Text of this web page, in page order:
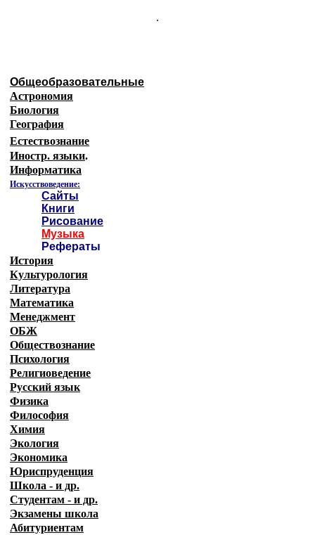
.
Общеобразовательные
Астрономия
Биология
География
Естествознание
Иностр. языки.
Информатика
Искусствоведение:
Сайты
Книги
Рисование
Музыка
Рефераты
История
Культурология
Литература
Математика
Менеджмент
ОБЖ
Обществознание
Психология
Религиоведение
Русский язык
Физика
Философия
Химия
Экология
Экономика
Юриспруденция
Школа - и др.
Студентам - и др.
Экзамены школа
Абитуриентам